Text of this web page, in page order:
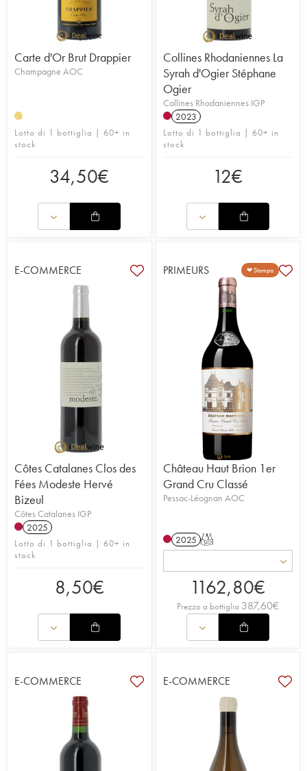
Carte d'Or Brut Drappier
Champagne AOC
H
Lotto di 1 bottiglia | 60+ in
stock
34,50€
Collines Rhodaniennes La
Syrah d'Ogier Stéphane
Ogier
Collines Rhodaniennes IGP
2023
Lotto di 1 bottiglia | 60+ in
stock
12€
E-COMMERCE
Côtes Catalanes Clos des
Fées Modeste Hervé
Bizeul
Côtes Catalanes IGP
2025
Lotto di 1 bottiglia | 60+ in
stock
8,50€
PRIMEURS ❤ Stampa
Château Haut Brion 1er
Grand Cru Classé
Pessac-Léognan AOC
2025 T
1162,80€
Prezzo a bottiglia 387,60€
E-COMMERCE E-COMMERCE